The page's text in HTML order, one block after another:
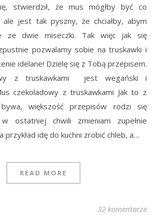
stwierdził, że mus mógłby być co
ale jest tak pyszny, że chciałby, abym
ze dwie miseczki. Tak więc jak się
pozwalamy sobie na truskawki i
idelane! Dzielę się z Tobą przepisem.
z truskawkami jest wegański i
czekoladowy z truskawkami Jak to z
większość przepisów rodzi się
ostatniej chwili zmieniam zupełnie
przykład idę do kuchni zrobić chleb, a…
READ MORE
32 komentarze